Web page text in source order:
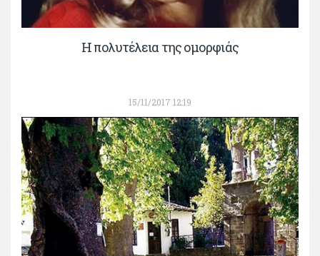
Η πολυτέλεια της ομορφιάς
15/11/2017 12:19